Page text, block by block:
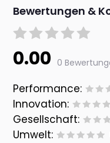
Bewertungen &
0.00 0
Performance:
Innovation:
Gesellschaft:
Umwelt: